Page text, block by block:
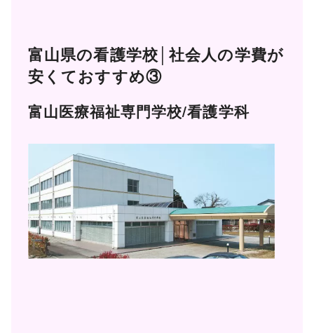
富山県の看護学校│社会人の学費が
安くておすすめ③
富山医療福祉専門学校/看護学科